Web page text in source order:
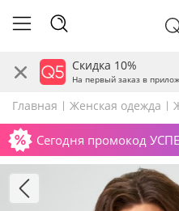
Скидка 10%
На первый заказ в
Главная Женская одежда
Сегодня промокод